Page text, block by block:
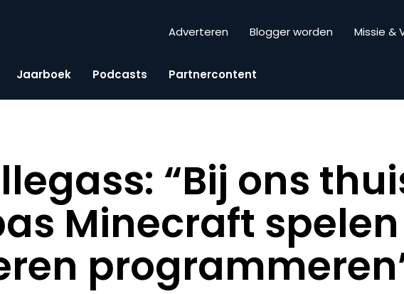
Adverteren Blogger worden Missie &
Jaarboek Podcasts Partnercontent
“Bij ons
Minecraft